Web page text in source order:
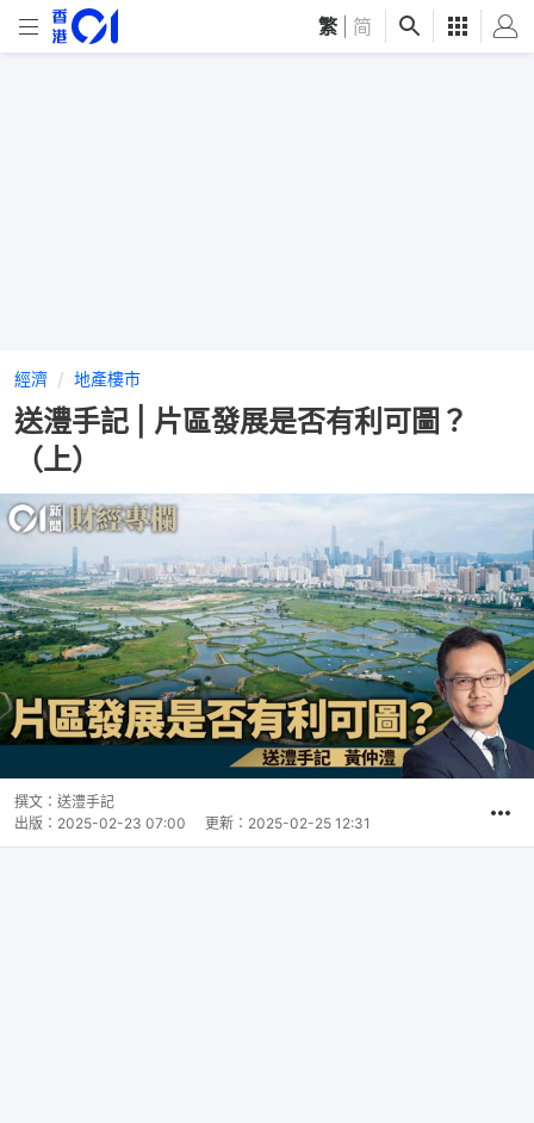
繁 简
經濟 地產樓市
送澧手記 | 片區發展是否有利可圖？
（上）
撰文： 送澧手記
出版： 2025-02-23 07:00 更新： 2025-02-25 12:31